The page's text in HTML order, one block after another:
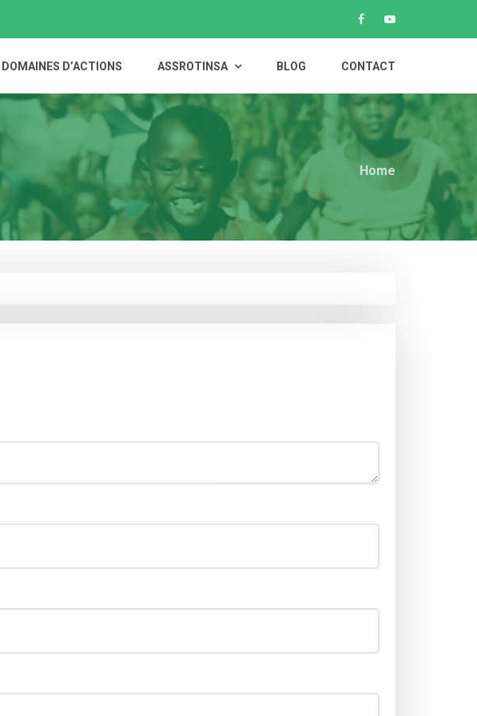
DOMAINES D’ACTIONS ASSROTINSA BLOG CONTACT
Home